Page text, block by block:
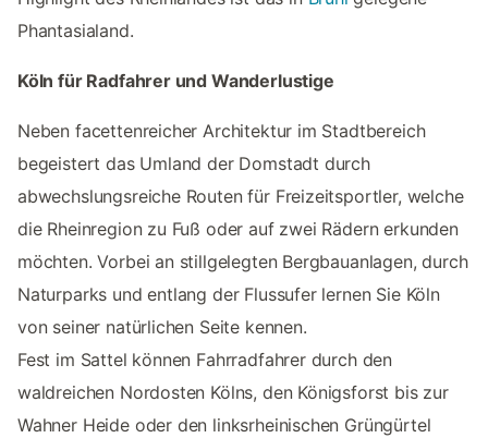
Phantasialand.
Köln für Radfahrer und Wanderlustige
Neben facettenreicher Architektur im Stadtbereich
begeistert das Umland der Domstadt durch
abwechslungsreiche Routen für Freizeitsportler, welche
die Rheinregion zu Fuß oder auf zwei Rädern erkunden
möchten. Vorbei an stillgelegten Bergbauanlagen, durch
Naturparks und entlang der Flussufer lernen Sie Köln
von seiner natürlichen Seite kennen.
Fest im Sattel können Fahrradfahrer durch den
waldreichen Nordosten Kölns, den Königsforst bis zur
Wahner Heide oder den linksrheinischen Grüngürtel